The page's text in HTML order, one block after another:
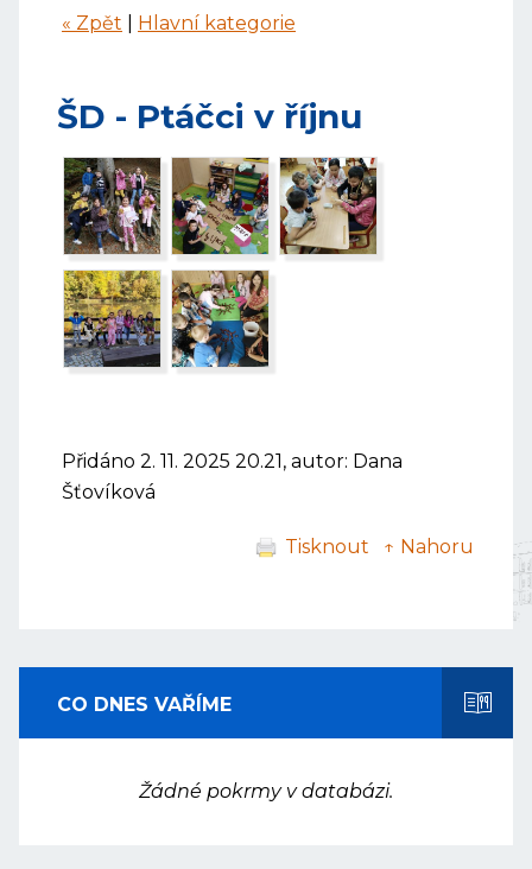
« Zpět Hlavní kategorie
ŠD - Ptáčci v říjnu
Přidáno 2. 11. 2025 20.21, autor: Dana
Šťovíková
Tisknout ↑ Nahoru
CO DNES VAŘÍME
Žádné pokrmy v databázi.